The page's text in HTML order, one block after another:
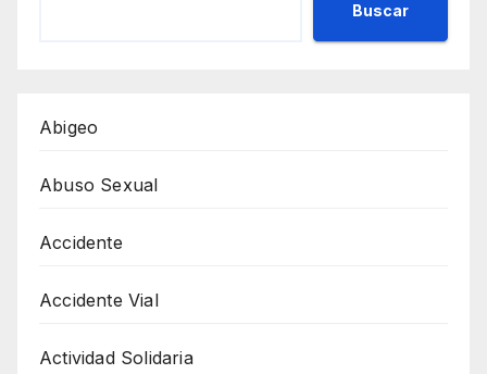
Buscar
Abigeo
Abuso Sexual
Accidente
Accidente Vial
Actividad Solidaria